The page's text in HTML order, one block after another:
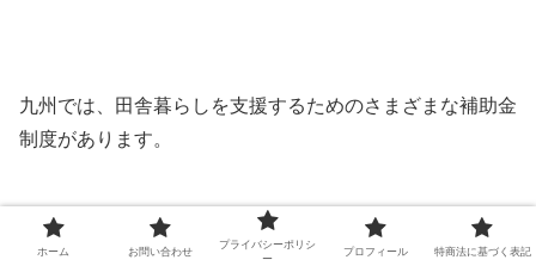
九州では、田舎暮らしを支援するためのさまざまな補助金
制度があります。
ホーム お問い合わせ
プライバシーポリシ
ー
プロフィール 特商法に基づく表記